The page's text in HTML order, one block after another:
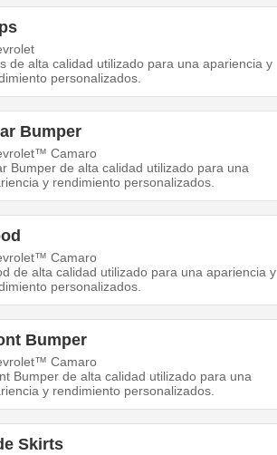
de alta calidad utilizado para una apariencia y
personalizados.
Bumper
Camaro
Bumper de alta calidad utilizado para una
y rendimiento personalizados.
Camaro
de alta calidad utilizado para una apariencia y
personalizados.
Bumper
Camaro
Bumper de alta calidad utilizado para una
y rendimiento personalizados.
Skirts